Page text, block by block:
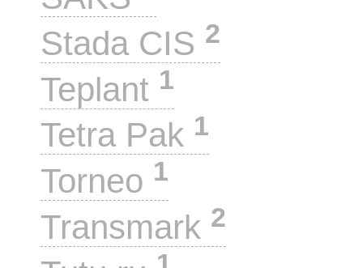
Stada CIS 2
Teplant 1
Tetra Pak 1
Torneo 1
Transmark 2